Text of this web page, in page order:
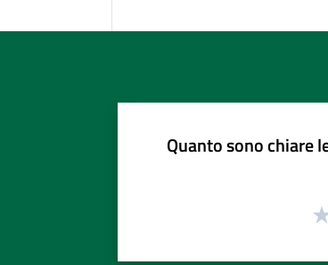
Quanto sono chiare